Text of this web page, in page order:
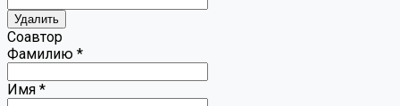
Удалить
Соавтор
Фамилию *
Имя *